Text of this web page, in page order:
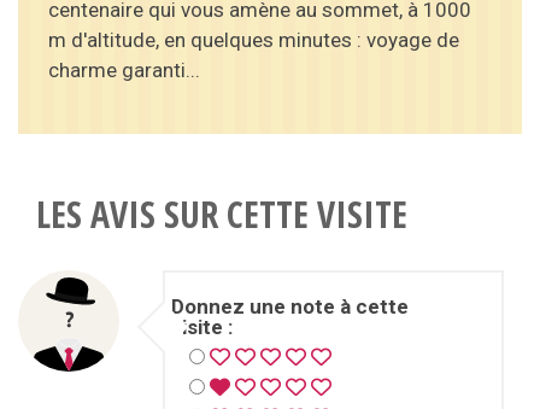
centenaire qui vous amène au sommet, à 1000
m d'altitude, en quelques minutes : voyage de
charme garanti...
LES AVIS SUR CETTE VISITE
Donnez une note à cette
visite :